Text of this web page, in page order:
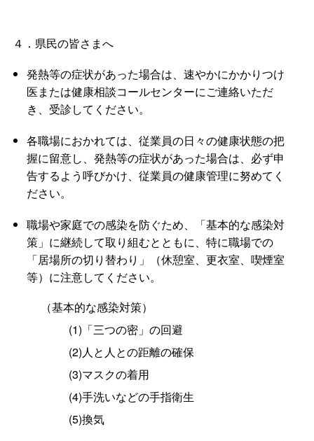
４．県民の皆さまへ
発熱等の症状があった場合は、速やかにかかりつけ
医または健康相談コールセンターにご連絡いただ
き、受診してください。
各職場におかれては、従業員の日々の健康状態の把
握に留意し、発熱等の症状があった場合は、必ず申
告するよう呼びかけ、従業員の健康管理に努めてく
ださい。
職場や家庭での感染を防ぐため、「基本的な感染対
策」に継続して取り組むとともに、特に職場での
「居場所の切り替わり」（休憩室、更衣室、喫煙室
等）に注意してください。
（基本的な感染対策）
(1)「三つの密」の回避
(2)人と人との距離の確保
(3)マスクの着用
(4)手洗いなどの手指衛生
(5)換気